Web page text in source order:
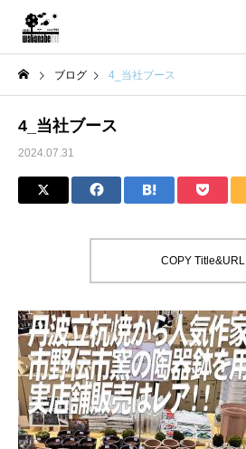
ブログ 4_当社ブース
4_当社ブース
2024.07.31
COPY Title&URL